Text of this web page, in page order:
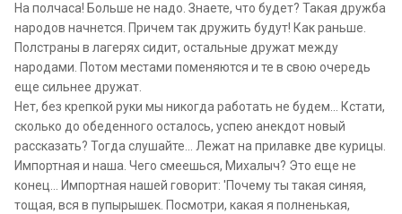
На полчаса! Больше не надо. Знаете, что будет? Такая дружба
народов начнется. Причем так дружить будут! Как раньше.
Полстраны в лагерях сидит, остальные дружат между
народами. Потом местами поменяются и те в свою очередь
еще сильнее дружат.
Нет, без крепкой руки мы никогда работать не будем... Кстати,
сколько до обеденного осталось, успею анекдот новый
рассказать? Тогда слушайте... Лежат на прилавке две курицы.
Импортная и наша. Чего смеешься, Михалыч? Это еще не
конец... Импортная нашей говорит: 'Почему ты такая синяя,
тощая, вся в пупырышек. Посмотри, какая я полненькая,